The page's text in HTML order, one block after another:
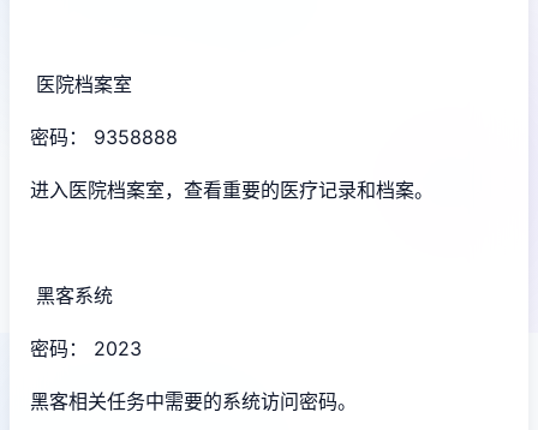
医院档案室
密码： 9358888
进入医院档案室，查看重要的医疗记录和档案。
黑客系统
密码： 2023
黑客相关任务中需要的系统访问密码。